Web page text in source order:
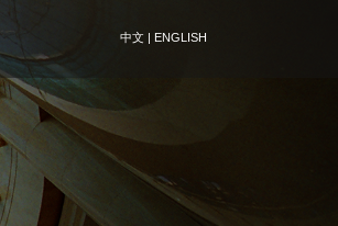
中文| ENGLISH